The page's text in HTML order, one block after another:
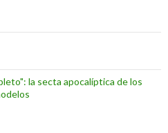
la secta apocalíptica de los